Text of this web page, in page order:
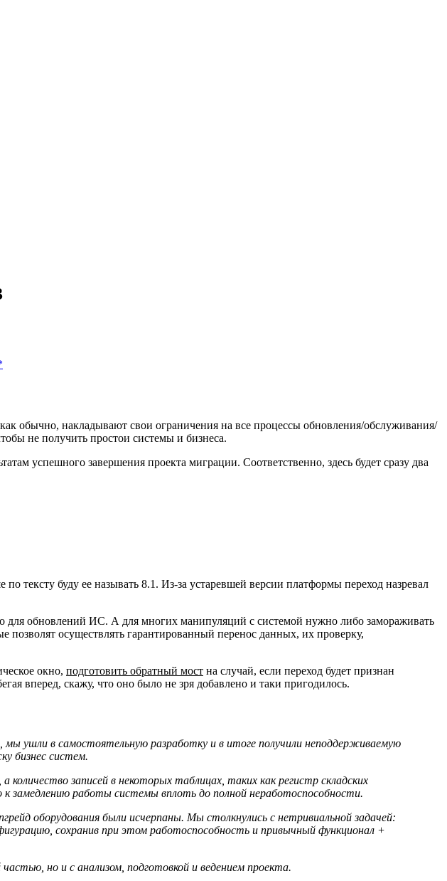
обычно, накладывают свои ограничения на все процессы обновления/обслуживания/
не получить простои системы и бизнеса.
успешного завершения проекта миграции. Соответственно, здесь будет сразу два
тексту буду ее называть 8.1. Из-за устаревшей версии платформы переход назревал
для обновлений ИС. А для многих манипуляций с системой нужно либо замораживать
осуществлять гарантированный перенос данных, их проверку,
окно, подготовить обратный мост на случай, если переход будет признан
вперед, скажу, что оно было не зря добавлено и таки пригодилось.
мы ушли в самостоятельную разработку и в итоге получили неподдерживаемую
бизнес систем.
записей в некоторых таблицах, таких как регистр складских
замедлению работы системы вплоть до полной неработоспособности.
оборудования были исчерпаны. Мы столкнулись с нетривиальной задачей:
сохранив при этом работоспособность и привычный функционал +
но и с анализом, подготовкой и ведением проекта.